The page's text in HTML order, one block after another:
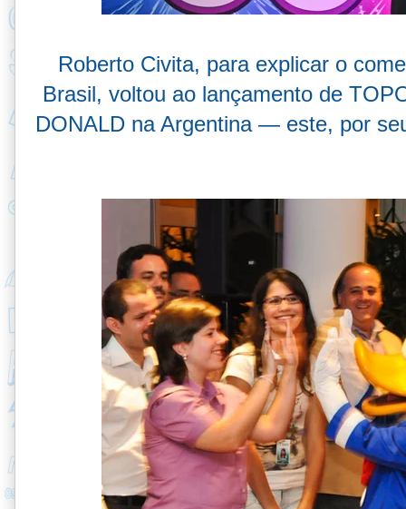
Roberto Civita, para explicar o
Brasil, voltou ao lançamento de
DONALD na Argentina — este, por